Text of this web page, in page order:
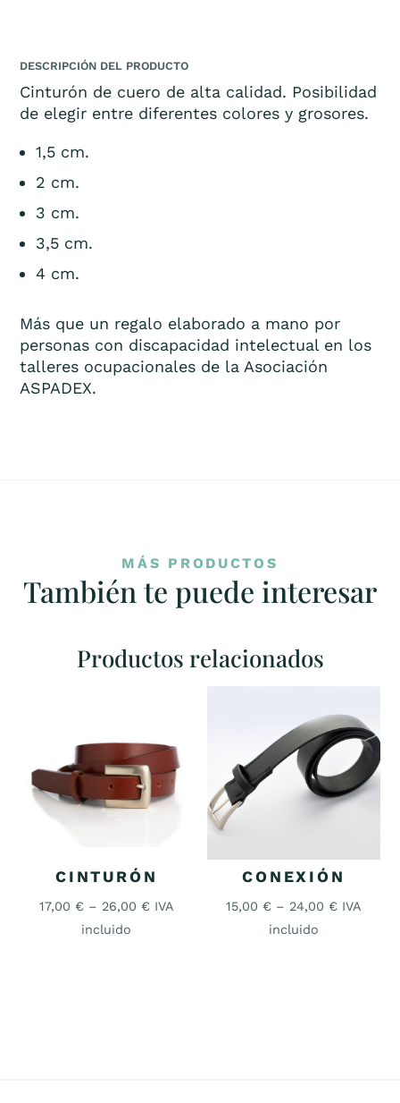
DESCRIPCIÓN DEL PRODUCTO
Cinturón de cuero de alta calidad. Posibilidad
de elegir entre diferentes colores y grosores.
1,5 cm.
2 cm.
3 cm.
3,5 cm.
4 cm.
Más que un regalo elaborado a mano por
personas con discapacidad intelectual en los
talleres ocupacionales de la Asociación
ASPADEX.
MÁS PRODUCTOS
También te puede interesar
Productos relacionados
CINTURÓN
17,00 €– 26,00 € IVA
incluido
CONEXIÓN
15,00 €– 24,00 € IVA
incluido